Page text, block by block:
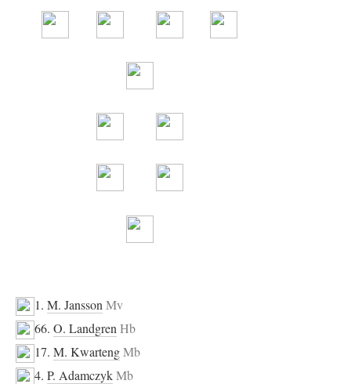
1. M. Jansson Mv
66. O. Landgren Hb
17. M. KwartengMb
4. P. AdamczykMb